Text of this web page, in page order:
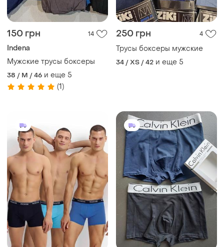
150 грн 14
Indena
Мужские трусы боксеры
38 / M / 46 и еще 5
(1)
250 грн 4
Трусы боксеры мужские
34 / XS / 42 и еще 5